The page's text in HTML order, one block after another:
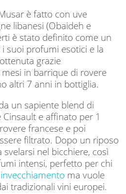
è fatto con uve
libanesi (Obaideh e
è stato definito come un
suoi profumi esotici e la
grazie
in barrique di rovere
altri 7 anni in bottiglia.
un sapiente blend di
e affinato per 1
francese e poi
filtrato. Dopo un riposo
nel bicchiere, così
intensi, perfetto per chi
ma vuole
tradizionali vini europei.